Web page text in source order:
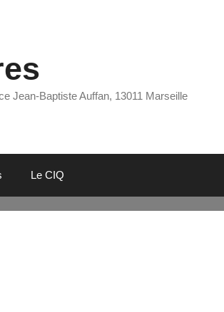
Jean-Baptiste Auffan, 13011 Marseille
Le CIQ